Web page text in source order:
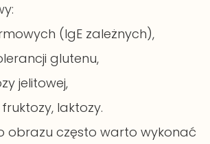
(IgE zależnych),
glutenu,
jelitowej,
laktozy.
obrazu często warto wykonać